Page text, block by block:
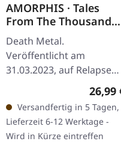
AMORPHIS · Tales
From The Thousand
LAKES | CLEAR/BLUE
MARBLE LP
Death Metal.
Veröffentlicht am
31.03.2023, auf Relapse
marmoriertes Vinyl.
Standard-Cover. Limitierte
Auflage. Es gibt Alben,
die…
26,99
Versandfertig in 5 Tagen,
Lieferzeit 6-12 Werktage -
Wird in Kürze eintreffen